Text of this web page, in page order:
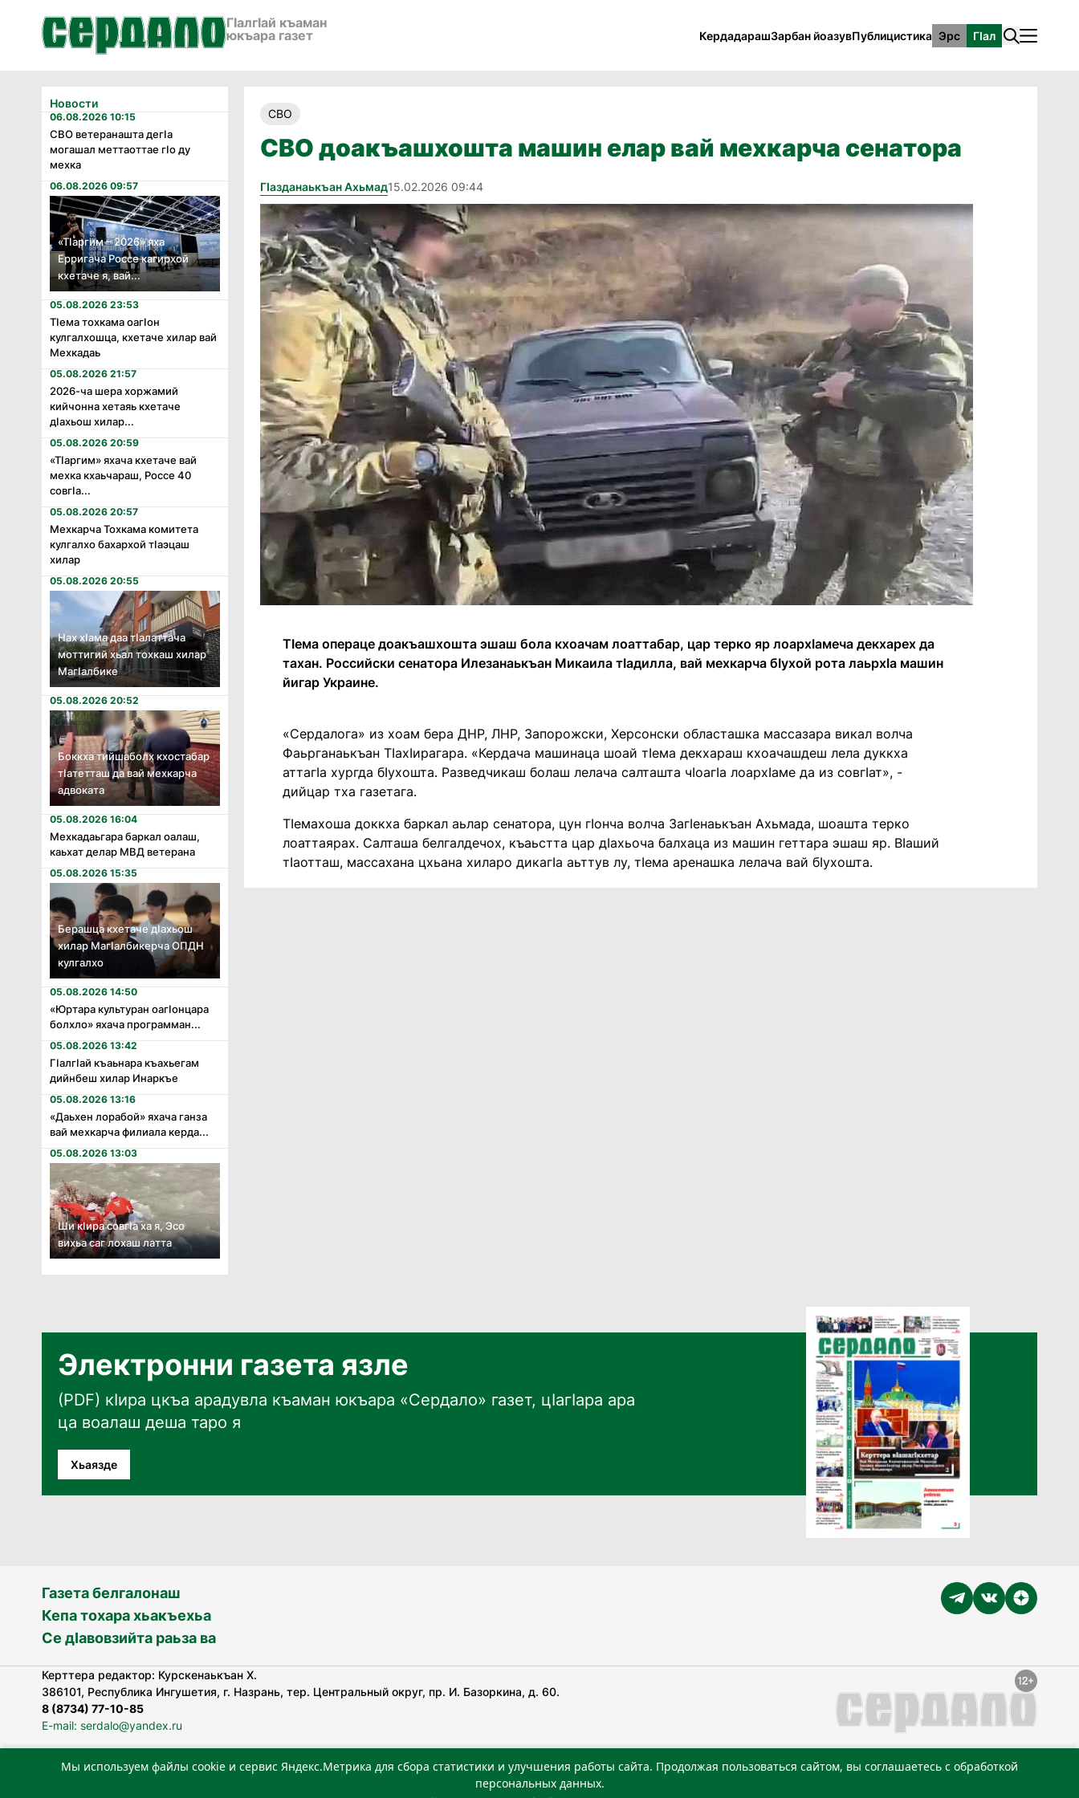
ГӀалгӀай къаман
юкъара газет
КердадарашЗарбан йоазувПублицистика Эрс ГӀал
Новости
06.08.2026 10:15
СВО ветеранашта дегӏа
могашал меттаоттае гӏо ду
мехка
06.08.2026 09:57
«Тӏаргим – 2026» яха
Ерригача Россе кагирхой
кхетаче я, вай...
05.08.2026 23:53
Тӏема тохкама оагӏон
кулгалхошца, кхетаче хилар вай
Мехкадаь
05.08.2026 21:57
2026-ча шера хоржамий
кийчонна хетаяь кхетаче
дӏахьош хилар...
05.08.2026 20:59
«Тӏаргим» яхача кхетаче вай
мехка кхаьчараш, Россе 40
совгӏа...
05.08.2026 20:57
Мехкарча Тохкама комитета
кулгалхо бахархой тӏаэцаш
хилар
05.08.2026 20:55
Нах хӏама даа тӏалаттача
моттигий хьал тохкаш хилар
Магӏалбике
05.08.2026 20:52
Боккха тийшаболх кхостабар
тӏатетташ да вай мехкарча
адвоката
05.08.2026 16:04
Мехкадаьгара баркал оалаш,
каьхат делар МВД ветерана
05.08.2026 15:35
Берашца кхетаче дӏахьош
хилар Магӏалбикерча ОПДН
кулгалхо
05.08.2026 14:50
«Юртара культуран оагӏонцара
болхло» яхача программан...
05.08.2026 13:42
Гӏалгӏай къаьнара къахьегам
дийнбеш хилар Инаркъе
05.08.2026 13:16
«Даьхен лорабой» яхача ганза
вай мехкарча филиала керда...
05.08.2026 13:03
Ши кӏира совгӏа ха я, Эсо
вихьа саг лохаш латта
СВО
СВО доакъашхошта машин елар вай мехкарча сенатора
Гӏазданаькъан Ахьмад15.02.2026 09:44
Тӏема операце доакъашхошта эшаш бола кхоачам лоаттабар, цар терко яр лоархӏамеча декхарех да
тахан. Российски сенатора Илезанаькъан Микаила тӏадилла, вай мехкарча бӏухой рота лаьрхӏа машин
йигар Украине.
«Сердалога» из хоам бера ДНР, ЛНР, Запорожски, Херсонски областашка массазара викал волча
Фаьрганаькъан Тӏахӏирагара. «Кердача машинаца шоай тӏема декхараш кхоачашдеш лела дуккха
аттагӏа хургда бӏухошта. Разведчикаш болаш лелача салташта чӏоагӏа лоархӏаме да из совгӏат», -
дийцар тха газетага.
Тӏемахоша доккха баркал аьлар сенатора, цун гӏонча волча Загӏенаькъан Ахьмада, шоашта терко
лоаттаярах. Салташа белгалдечох, къаьстта цар дӏахьоча балхаца из машин геттара эшаш яр. Вӏаший
тӏаотташ, массахана цхьана хиларо дикагӏа аьттув лу, тӏема аренашка лелача вай бӏухошта.
Электронни газета язле
(PDF) кӀира цкъа арадувла къаман юкъара «Сердало» газет, цӀагӀара ара
ца воалаш деша таро я
Хьаязде
Газета белгалонаш
Кепа тохара хьакъехьа
Се дӀавовзийта раьза ва
Керттера редактор: Курскенаькъан Х.
386101, Республика Ингушетия, г. Назрань, тер. Центральный округ, пр. И. Базоркина, д. 60.
8 (8734) 77-10-85
E-mail: serdalo@yandex.ru
«Сердало» газета арадувлар чIоагIдаьд бувзамеи, хоам беча гIирсаштеи, цар дуккхача тайпаштеи тIахьожам
Мы используем файлы cookie и сервис Яндекс.Метрика для сбора статистики и улучшения работы сайта. Продолжая пользоваться сайтом, вы соглашаетесь с обработкой
персональных данных.